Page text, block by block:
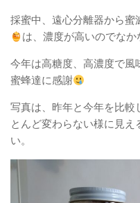
採蜜中、遠心分離器から
は、濃度が高いのでなか
今年は高糖度、高濃度で風
蜜蜂達に感謝
写真は、昨年と今年を比較
とんど変わらない様に見
い。